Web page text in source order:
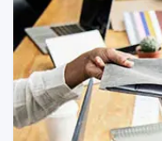
Расходы у
Что нельзя
общей схеме